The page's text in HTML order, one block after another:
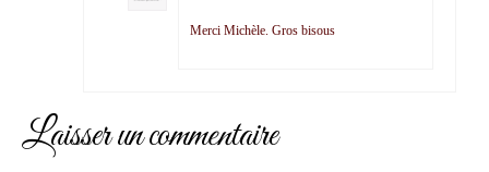
Merci Michèle. Gros bisous
Laisser un commentaire